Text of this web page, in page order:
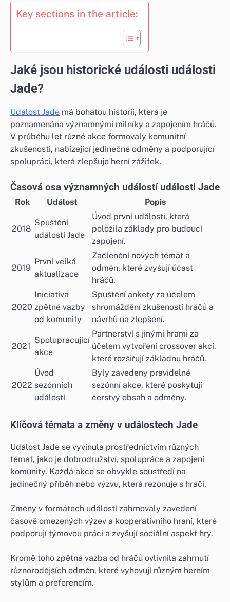
Key sections in the article:
Jaké jsou historické události události
Jade?
Událost Jade má bohatou historii, která je
poznamenána významnými milníky a zapojením hráčů.
V průběhu let různé akce formovaly komunitní
zkušenosti, nabízející jedinečné odměny a podporující
spolupráci, která zlepšuje herní zážitek.
Časová osa významných událostí události Jade
Rok Událost Popis
2018
Spuštění
události Jade
Úvod první události, která
položila základy pro budoucí
zapojení.
2019
První velká
aktualizace
Začlenění nových témat a
odměn, které zvyšují účast
hráčů.
2020
Iniciativa
zpětné vazby
od komunity
Spuštění ankety za účelem
shromáždění zkušeností hráčů a
návrhů na zlepšení.
2021
Spolupracující
akce
Partnerství s jinými hrami za
účelem vytvoření crossover akcí,
které rozšiřují základnu hráčů.
2022
Úvod
sezónních
událostí
Byly zavedeny pravidelné
sezónní akce, které poskytují
čerstvý obsah a odměny.
Klíčová témata a změny v událostech Jade
Událost Jade se vyvinula prostřednictvím různých
témat, jako je dobrodružství, spolupráce a zapojení
komunity. Každá akce se obvykle soustředí na
jedinečný příběh nebo výzvu, která rezonuje s hráči.
Změny v formátech událostí zahrnovaly zavedení
časově omezených výzev a kooperativního hraní, které
podporují týmovou práci a zvyšují sociální aspekt hry.
Kromě toho zpětná vazba od hráčů ovlivnila zahrnutí
různorodějších odměn, které vyhovují různým herním
stylům a preferencím.